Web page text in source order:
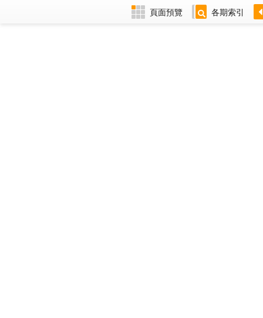
頁面預覽 各期索引